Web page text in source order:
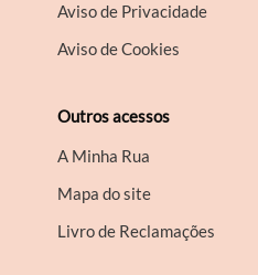
Aviso de Privacidade
Aviso de Cookies
Outros acessos
A Minha Rua
Mapa do site
Livro de Reclamações